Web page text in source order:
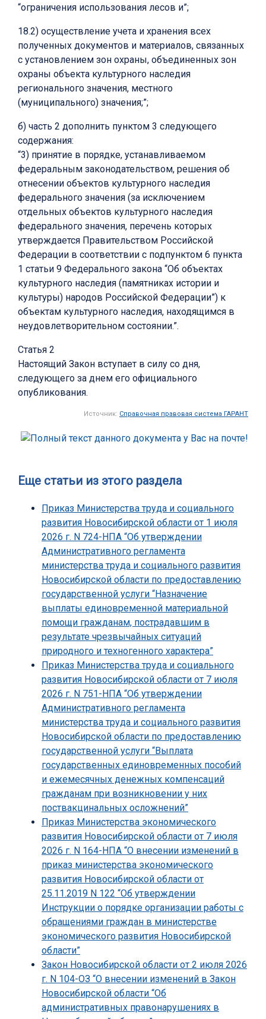
“ограничения использования лесов и”;
18.2) осуществление учета и хранения всех
полученных документов и материалов, связанных
с установлением зон охраны, объединенных зон
охраны объекта культурного наследия
регионального значения, местного
(муниципального) значения;”;
б) часть 2 дополнить пунктом 3 следующего
содержания:
“3) принятие в порядке, устанавливаемом
федеральным законодательством, решения об
отнесении объектов культурного наследия
федерального значения (за исключением
отдельных объектов культурного наследия
федерального значения, перечень которых
утверждается Правительством Российской
Федерации в соответствии с подпунктом 6 пункта
1 статьи 9 Федерального закона “Об объектах
культурного наследия (памятниках истории и
культуры) народов Российской Федерации”) к
объектам культурного наследия, находящимся в
неудовлетворительном состоянии.”.
Статья 2
Настоящий Закон вступает в силу со дня,
следующего за днем его официального
опубликования.
Источник: Справочная правовая система ГАРАНТ
Еще статьи из этого раздела
Приказ Министерства труда и социального
развития Новосибирской области от 1 июля
2026 г. N 724-НПА “Об утверждении
Административного регламента
министерства труда и социального развития
Новосибирской области по предоставлению
государственной услуги “Назначение
выплаты единовременной материальной
помощи гражданам, пострадавшим в
результате чрезвычайных ситуаций
природного и техногенного характера”
Приказ Министерства труда и социального
развития Новосибирской области от 7 июля
2026 г. N 751-НПА “Об утверждении
Административного регламента
министерства труда и социального развития
Новосибирской области по предоставлению
государственной услуги “Выплата
государственных единовременных пособий
и ежемесячных денежных компенсаций
гражданам при возникновении у них
поствакцинальных осложнений”
Приказ Министерства экономического
развития Новосибирской области от 7 июля
2026 г. N 164-НПА “О внесении изменений в
приказ министерства экономического
развития Новосибирской области от
25.11.2019 N 122 “Об утверждении
Инструкции о порядке организации работы с
обращениями граждан в министерстве
экономического развития Новосибирской
области”
Закон Новосибирской области от 2 июля 2026
г. N 104-ОЗ “О внесении изменений в Закон
Новосибирской области “Об
административных правонарушениях в